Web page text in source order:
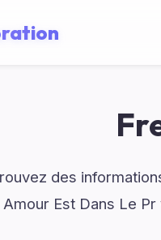
des
Amour Est Dans Le